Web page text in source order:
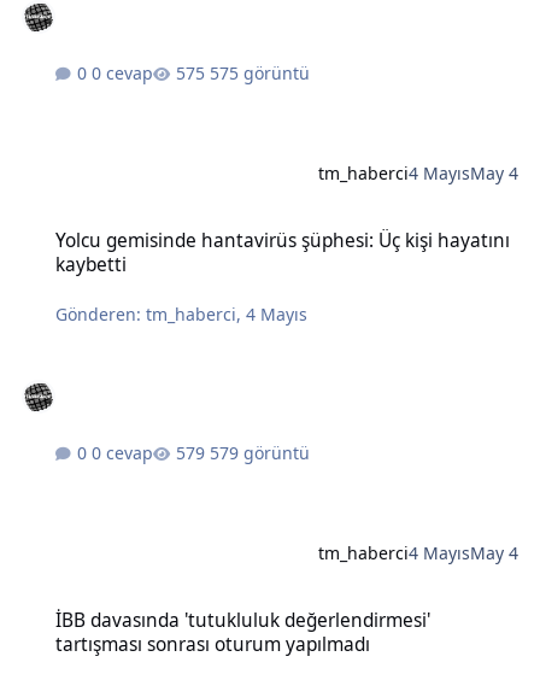
0 cevap 575 görüntü
tm_haberci4 MayısMay 4
Yolcu gemisinde hantavirüs şüphesi: Üç kişi hayatını
kaybetti
Gönderen:tm_haberci,4 Mayıs
0 cevap 579 görüntü
tm_haberci4 MayısMay 4
İBB davasında 'tutukluluk değerlendirmesi'
tartışması sonrası oturum yapılmadı